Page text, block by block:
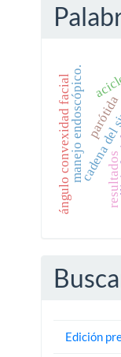
manejo endoscópico.
ángulo convexidad facial resultados
Edición